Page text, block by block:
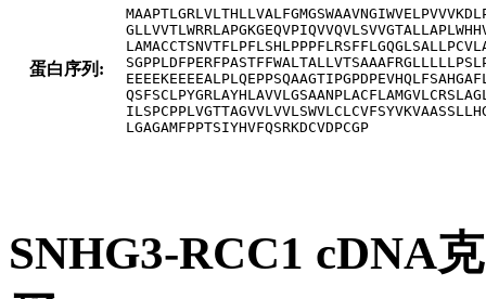
蛋白序列:
LGAGAMFPPTSIYHVFQSRKDCVDPCGP
SNHG3-RCC1 cDNA